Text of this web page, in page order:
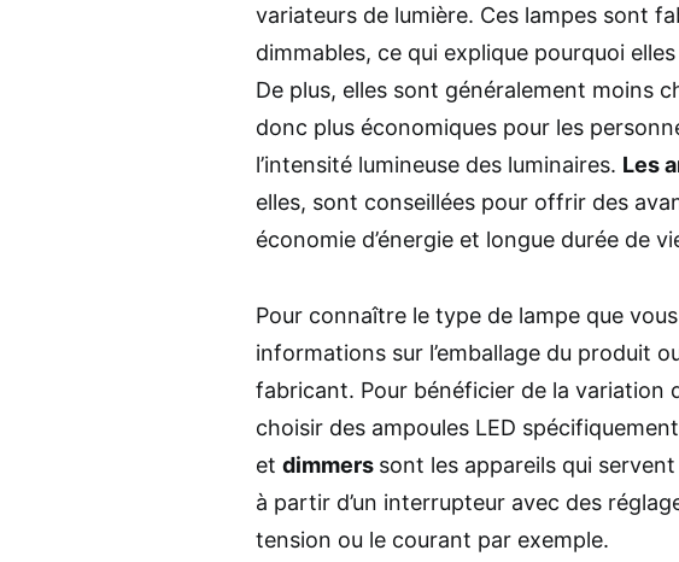
variateurs de lumière. Ces lampes sont
dimmables, ce qui explique pourquoi
De plus, elles sont généralement moins
donc plus économiques pour les
l’intensité lumineuse des luminaires. Les
elles, sont conseillées pour offrir des
économie d’énergie et longue durée de
Pour connaître le type de lampe que
informations sur l’emballage du produit
fabricant. Pour bénéficier de la variation
choisir des ampoules LED
et dimmers sont les appareils qui
à partir d’un interrupteur avec des
tension ou le courant par exemple.